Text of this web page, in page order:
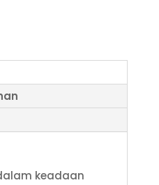
keadaan